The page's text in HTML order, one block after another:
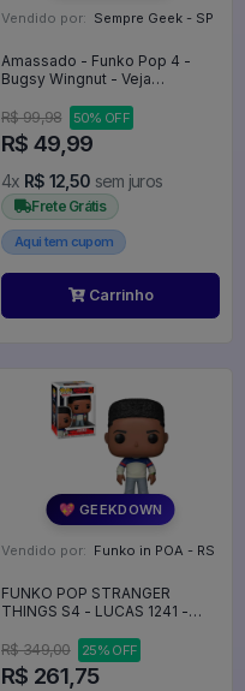
Vendido por: Sempre Geek - SP
Amassado - Funko Pop 4 -
Bugsy Wingnut - Veja
R$ 99,98
50% OFF
R$ 49,99
4x R$ 12,50 sem juros
Frete Grátis
Aqui tem cupom
Carrinho
💖 GEEKDOWN
Vendido por: Funko in POA - RS
FUNKO POP STRANGER
THINGS S4 - LUCAS 1241 -
R$ 349,00
25% OFF
R$ 261,75